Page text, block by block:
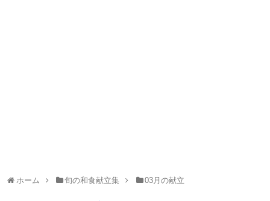
ホーム 旬の和食献立集 03月の献立